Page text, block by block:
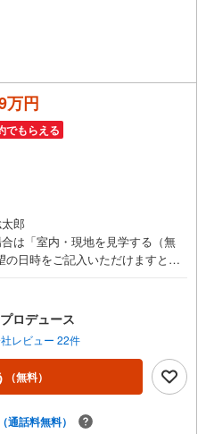
きるオンライン内見を実施してい
わせいただき、担当営業にオンラ
。
万円
でもらえる
郎
は「室内・現地を見学する（無
の日時をご記入いただけますとス
藤沢市・綾瀬市エリアの不動産売
情報や当社限定で販売する物件
、お気軽にお問合せ下さい！ ----
フによる【丁寧な資金アドバイ
プラン提案書の作成】を随時行っ
者だけが加入できる無料の生命保
ロデュース
レビュー 22件
（無料）
（通話料無料）